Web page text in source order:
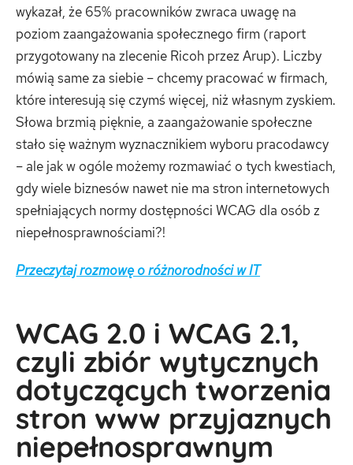
wykazał, że 65% pracowników zwraca uwagę na
poziom zaangażowania społecznego firm (raport
przygotowany na zlecenie Ricoh przez Arup). Liczby
mówią same za siebie – chcemy pracować w firmach,
które interesują się czymś więcej, niż własnym zyskiem.
Słowa brzmią pięknie, a zaangażowanie społeczne
stało się ważnym wyznacznikiem wyboru pracodawcy
– ale jak w ogóle możemy rozmawiać o tych kwestiach,
gdy wiele biznesów nawet nie ma stron internetowych
spełniających normy dostępności WCAG dla osób z
niepełnosprawnościami?!
Przeczytaj rozmowę o różnorodności w IT
WCAG 2.0 i WCAG 2.1,
czyli zbiór wytycznych
dotyczących tworzenia
stron www przyjaznych
niepełnosprawnym